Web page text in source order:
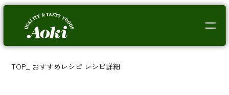
TOP おすすめレシピ レシピ詳細